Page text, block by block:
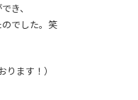
き、
でした。笑
ます！）